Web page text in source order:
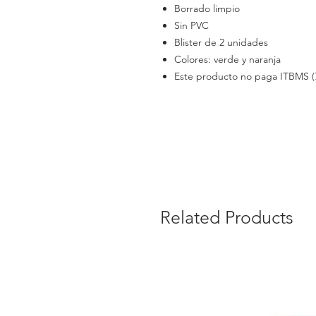
Borrado limpio
Sin PVC
Blister de 2 unidades
Colores: verde y naranja
Este producto no paga ITBMS
Related Products